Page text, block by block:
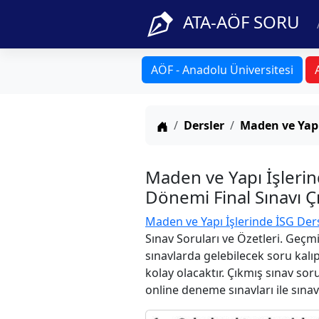
ATA-AÖF SORU
AÖF - Anadolu Üniversitesi
Anasayfa
Dersler Maden ve
Maden ve Yapı
Dönemi Final Sınavı
Maden ve Yapı İşlerinde İSG
Sınav Soruları ve Özetleri.
sınavlarda gelebilecek soru
kolay olacaktır. Çıkmış sınav
online deneme sınavları ile